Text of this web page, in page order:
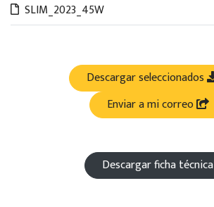
SLIM_2023_45W
Descargar seleccionados
Enviar a mi correo
Descargar ficha técnica